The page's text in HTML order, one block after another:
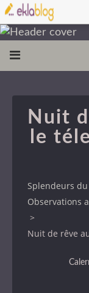
Nuit
le
Splendeurs
Observations
>
Nuit de rêve